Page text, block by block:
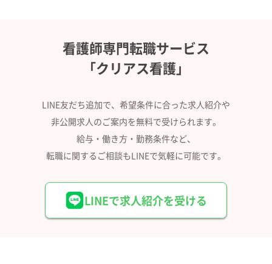
看護師専門転職サービス
「クリアス看護」
LINE友だち追加で、希望条件に合った求人紹介や
非公開求人のご案内を無料で受けられます。
給与・働き方・勤務条件など、
転職に関するご相談もLINEで気軽に可能です。
LINEで求人紹介を受ける